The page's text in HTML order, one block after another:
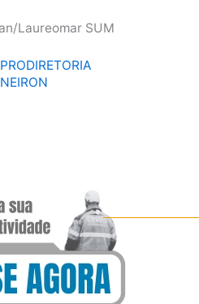
Laureomar SUM